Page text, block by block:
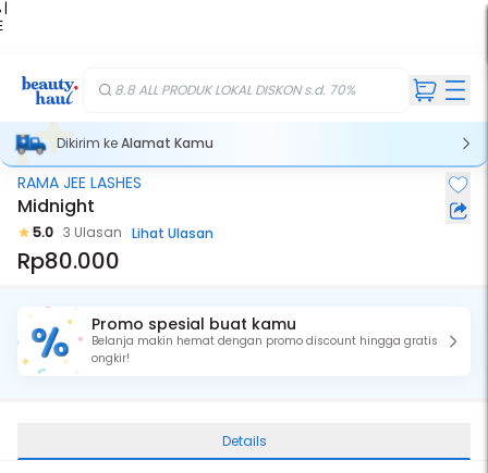
|
8.8 ALL PRODUK LOKAL DISKON s.d. 70%
Dikirim keAlamat Kamu
RAMA JEE LASHES
Midnight
5.0 3 Ulasan Lihat Ulasan
Rp80.000
Promo spesial buat kamu
Belanja makin hemat dengan promo discount hingga gratis
ongkir!
Details